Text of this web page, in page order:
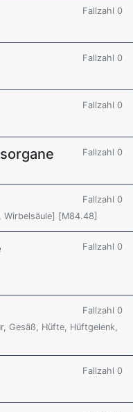
Fallzahl 0
Fallzahl 0
Fallzahl 0
Fallzahl 0
Fallzahl 0
Wirbelsäule] [M84.48]
Fallzahl 0
Fallzahl 0
Gesäß, Hüfte, Hüftgelenk,
Fallzahl 0